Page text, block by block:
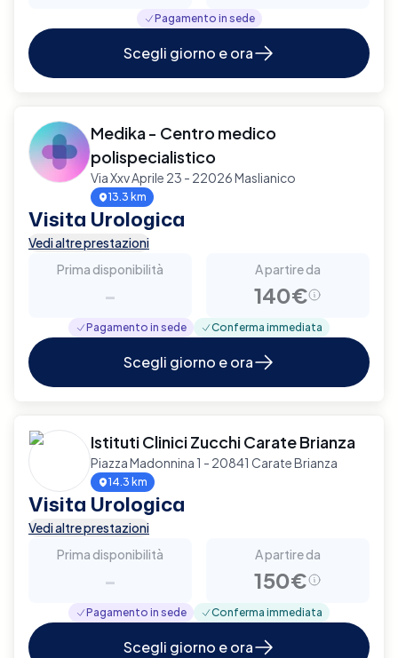
Pagamento in sede
Scegli giorno e ora
Medika - Centro medico
polispecialistico
Via Xxv Aprile 23 - 22026 Maslianico
13.3 km
Visita Urologica
Vedi altre prestazioni
Prima disponibilità
-
A partire da
140€
Pagamento in sede Conferma immediata
Scegli giorno e ora
Istituti Clinici Zucchi Carate Brianza
Piazza Madonnina 1 - 20841 Carate Brianza
14.3 km
Visita Urologica
Vedi altre prestazioni
Prima disponibilità
-
A partire da
150€
Pagamento in sede Conferma immediata
Scegli giorno e ora